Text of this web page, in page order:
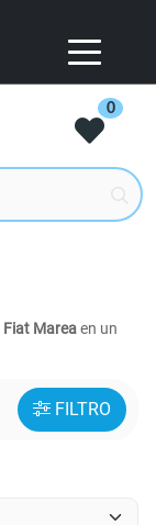
0
Fiat Mareaen un
FILTRO